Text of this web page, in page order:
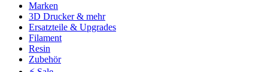
Marken
3D Drucker & mehr
Ersatzteile & Upgrades
Filament
Resin
Zubehör